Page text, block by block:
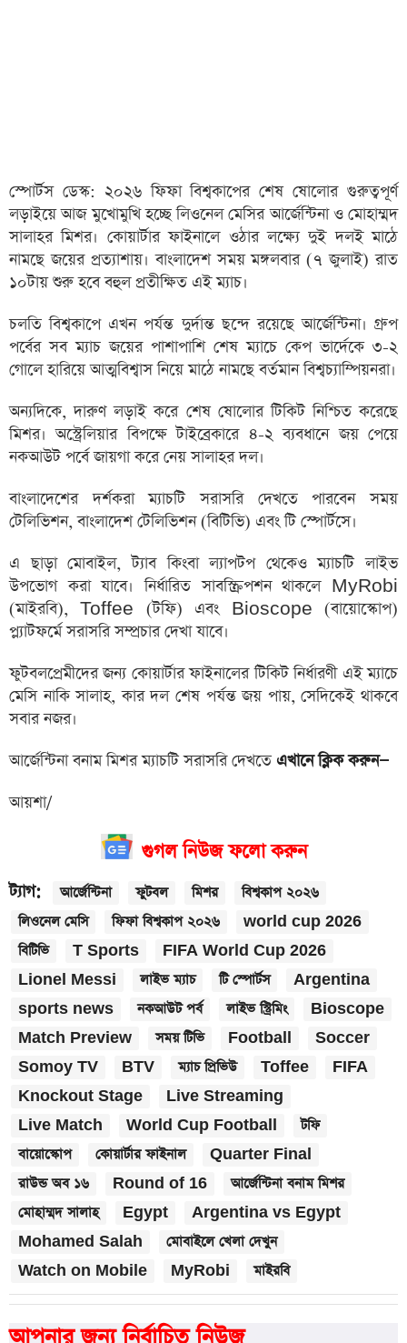
স্পোর্টস ডেস্ক: ২০২৬ ফিফা বিশ্বকাপের শেষ ষোলোর গুরুত্বপূর্ণ
লড়াইয়ে আজ মুখোমুখি হচ্ছে লিওনেল মেসির আর্জেন্টিনা ও মোহাম্মদ
সালাহর মিশর। কোয়ার্টার ফাইনালে ওঠার লক্ষ্যে দুই দলই মাঠে
নামছে জয়ের প্রত্যাশায়। বাংলাদেশ সময় মঙ্গলবার (৭ জুলাই) রাত
১০টায় শুরু হবে বহুল প্রতীক্ষিত এই ম্যাচ।
চলতি বিশ্বকাপে এখন পর্যন্ত দুর্দান্ত ছন্দে রয়েছে আর্জেন্টিনা। গ্রুপ
পর্বের সব ম্যাচ জয়ের পাশাপাশি শেষ ম্যাচে কেপ ভার্দেকে ৩-২
গোলে হারিয়ে আত্মবিশ্বাস নিয়ে মাঠে নামছে বর্তমান বিশ্বচ্যাম্পিয়নরা।
অন্যদিকে, দারুণ লড়াই করে শেষ ষোলোর টিকিট নিশ্চিত করেছে
মিশর। অস্ট্রেলিয়ার বিপক্ষে টাইব্রেকারে ৪-২ ব্যবধানে জয় পেয়ে
নকআউট পর্বে জায়গা করে নেয় সালাহর দল।
বাংলাদেশের দর্শকরা ম্যাচটি সরাসরি দেখতে পারবেন সময়
টেলিভিশন, বাংলাদেশ টেলিভিশন (বিটিভি) এবং টি স্পোর্টসে।
এ ছাড়া মোবাইল, ট্যাব কিংবা ল্যাপটপ থেকেও ম্যাচটি লাইভ
উপভোগ করা যাবে। নির্ধারিত সাবস্ক্রিপশন থাকলে MyRobi
(মাইরবি), Toffee (টফি) এবং Bioscope (বায়োস্কোপ)
প্ল্যাটফর্মে সরাসরি সম্প্রচার দেখা যাবে।
ফুটবলপ্রেমীদের জন্য কোয়ার্টার ফাইনালের টিকিট নির্ধারণী এই ম্যাচে
মেসি নাকি সালাহ, কার দল শেষ পর্যন্ত জয় পায়, সেদিকেই থাকবে
সবার নজর।
আর্জেন্টিনা বনাম মিশর ম্যাচটি সরাসরি দেখতে এখানে ক্লিক করুন—
আয়শা/
গুগল নিউজ ফলো করুন
ট্যাগ: আর্জেন্টিনা ফুটবল মিশর
বিশ্বকাপ ২০২৬
লিওনেল মেসি
ফিফা বিশ্বকাপ ২০২৬
world cup 2026
বিটিভি
T Sports
FIFA World Cup 2026
Lionel Messi
লাইভ ম্যাচ টি স্পোর্টস
Argentina
sports news
নকআউট পর্ব লাইভ স্ট্রিমিং
Bioscope
Match Preview
সময় টিভি Football
Soccer
Somoy TV
BTV ম্যাচ প্রিভিউ Toffee
FIFA
Knockout Stage
Live Streaming
Live Match
World Cup Football
টফি
বায়োস্কোপ
কোয়ার্টার ফাইনাল
Quarter Final
রাউন্ড অব ১৬
Round of 16
আর্জেন্টিনা বনাম মিশর
মোহাম্মদ সালাহ
Egypt
Argentina vs Egypt
Mohamed Salah
মোবাইলে খেলা দেখুন
Watch on Mobile
MyRobi মাইরবি